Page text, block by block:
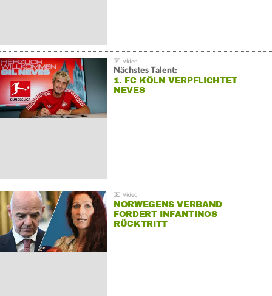
Nächstes Talent:
1. FC KÖLN VERPFLICHTET
NEVES
NORWEGENS VERBAND
FORDERT INFANTINOS
RÜCKTRITT